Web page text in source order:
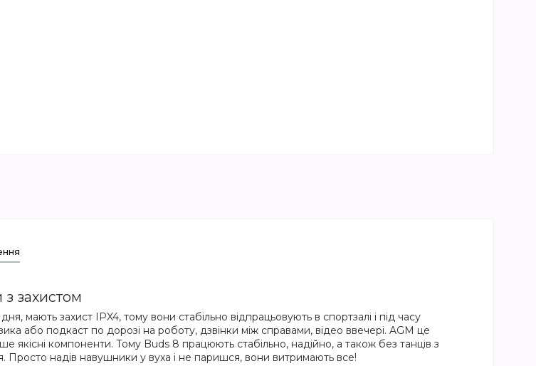
захистом
мають захист IPX4, тому вони стабільно відпрацьовують в спортзалі і під часу
або подкаст по дорозі на роботу, дзвінки між справами, відео ввечері. AGM це
якісні компоненти. Тому Buds 8 працюють стабільно, надійно, а також без танців з
Просто надів навушники у вуха і не паришся, вони витримають все!